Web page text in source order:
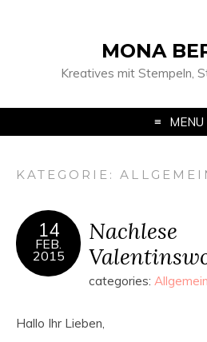
MONA
Kreatives mit Stempeln,
MENU
KATEGORIE:
14
FEB.
2015
Nachlese
categories: Allgemein
Hallo Ihr Lieben,